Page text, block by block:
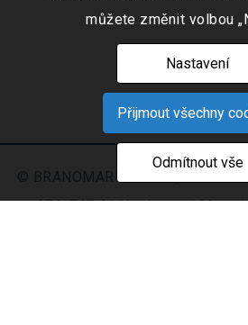
© BRANOMARKET s.r.o., IČO: 253
674, 747 41 Hradec nad
můžete změnit volbou
Nastavení
Přijmout všechny
Odmítnout vše